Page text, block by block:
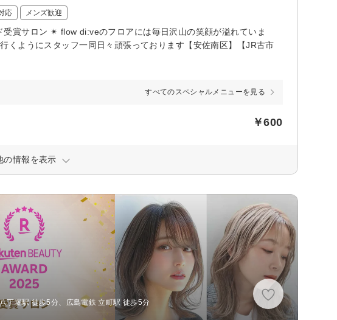
応 メンズ歓迎
賞サロン ✴︎ flow di:veのフロアには毎日沢山の笑顔が溢れていま
くようにスタッフ一同日々頑張っております【安佐南区】【JR古市
すべてのスペシャルメニューを見る
￥600
の情報を表示
丁堀駅 徒歩5分、広島電鉄 立町駅 徒歩5分